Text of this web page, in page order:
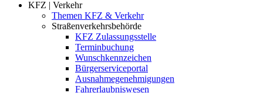
KFZ | Verkehr
Themen KFZ & Verkehr
Straßenverkehrsbehörde
KFZ Zulassungsstelle
Terminbuchung
Wunschkennzeichen
Bürgerserviceportal
Ausnahmegenehmigungen
Fahrerlaubniswesen